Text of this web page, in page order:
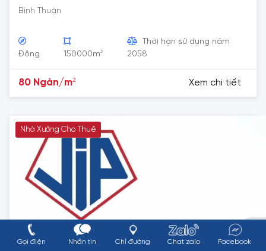
Bình Thuận
Đông 150000m2
Thời hạn sử dụng năm
2058
80 Ngàn/m2 Xem chi tiết
Nhà Xưởng Cho Thuê
Gọi điện Nhắn tin Chỉ đường Chat zalo Facebook